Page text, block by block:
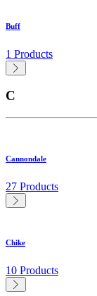
Buff
1 Products
C
Cannondale
27 Products
Chike
10 Products